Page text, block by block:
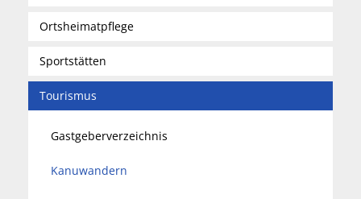
Ortsheimatpflege
Sportstätten
Tourismus
Gastgeberverzeichnis
Kanuwandern